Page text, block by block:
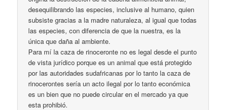
desequilibrando las especies, inclusive al humano, quien
subsiste gracias a la madre naturaleza, al igual que todas
las especies, con diferencia de que la nuestra, es la
única que daña al ambiente.
Para mí la caza de rinoceronte no es legal desde el punto
de vista jurídico porque es un animal que está protegido
por las autoridades sudafricanas por lo tanto la caza de
rinocerontes sería un acto ilegal por lo tanto económica
es un bien que no puede circular en el mercado ya que
esta prohibió.